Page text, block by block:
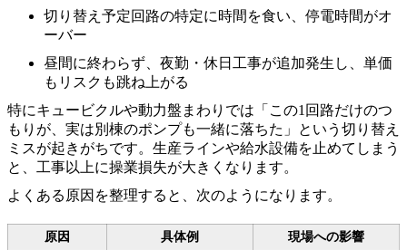
切り替え予定回路の特定に時間を食い、停電時間がオ
ーバー
昼間に終わらず、夜勤・休日工事が追加発生し、単価
もリスクも跳ね上がる
特にキュービクルや動力盤まわりでは「この1回路だけのつ
もりが、実は別棟のポンプも一緒に落ちた」という切り替え
ミスが起きがちです。生産ラインや給水設備を止めてしまう
と、工事以上に操業損失が大きくなります。
よくある原因を整理すると、次のようになります。
原因 具体例 現場への影響